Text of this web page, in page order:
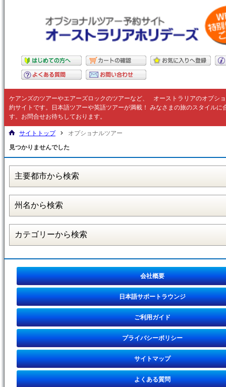
ケアンズのツアーやエアーズロックのツアーなど、 オーストラリアのオプシ
約サイトです。日本語ツアーや英語ツアーが満載！ みなさまの旅のスタイルに
す。お問合せお待ちしております。
サイトトップ
オプショナルツアー
見つかりませんでした
会社概要
日本語サポートラウンジ
ご利用ガイド
プライバシーポリシー
サイトマップ
よくある質問